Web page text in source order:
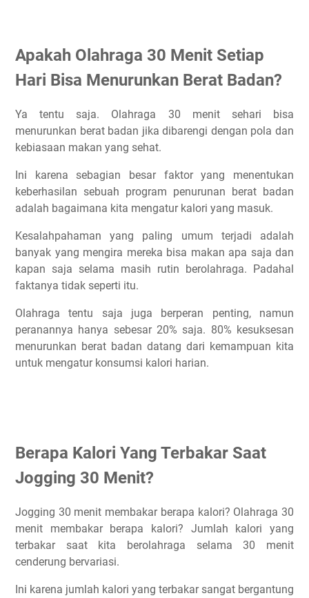
Apakah Olahraga 30 Menit Setiap
Hari Bisa Menurunkan Berat Badan?
Ya tentu saja. Olahraga 30 menit sehari bisa
menurunkan berat badan jika dibarengi dengan pola dan
kebiasaan makan yang sehat.
Ini karena sebagian besar faktor yang menentukan
keberhasilan sebuah program penurunan berat badan
adalah bagaimana kita mengatur kalori yang masuk.
Kesalahpahaman yang paling umum terjadi adalah
banyak yang mengira mereka bisa makan apa saja dan
kapan saja selama masih rutin berolahraga. Padahal
faktanya tidak seperti itu.
Olahraga tentu saja juga berperan penting, namun
peranannya hanya sebesar 20% saja. 80% kesuksesan
menurunkan berat badan datang dari kemampuan kita
untuk mengatur konsumsi kalori harian.
Berapa Kalori Yang Terbakar Saat
Jogging 30 Menit?
Jogging 30 menit membakar berapa kalori? Olahraga 30
menit membakar berapa kalori? Jumlah kalori yang
terbakar saat kita berolahraga selama 30 menit
cenderung bervariasi.
Ini karena jumlah kalori yang terbakar sangat bergantung